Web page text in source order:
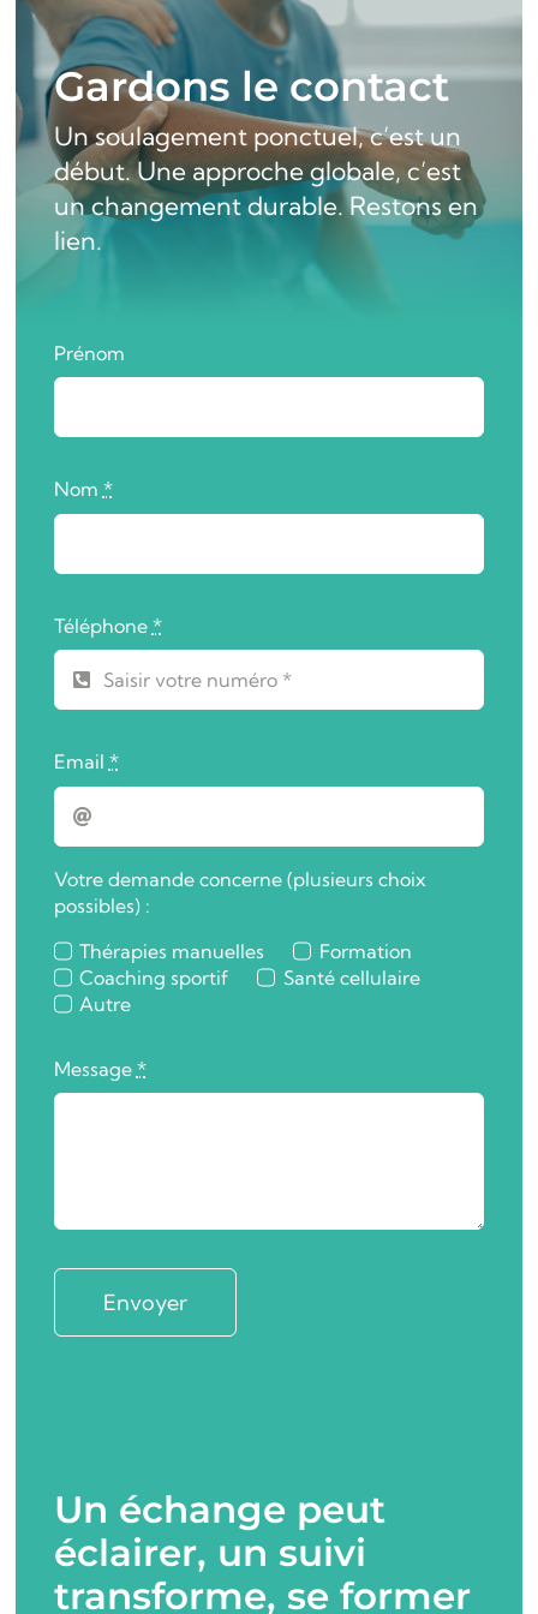
Alimentation
A propos
Contact
Gardons le contact
Un soulagement ponctuel, c’est un
début. Une approche globale, c’est
un changement durable. Restons en
lien.
Prénom
Nom *
Téléphone *
Email *
Votre demande concerne (plusieurs choix
possibles) :
Thérapies manuelles
Formation
Coaching sportif
Santé cellulaire
Autre
Message *
Envoyer
Un échange peut
éclairer, un suivi
transforme, se former